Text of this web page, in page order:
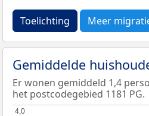
Toelichting Meer
Gemiddelde
Er wonen gemiddeld 1,4
het postcodegebied 1181 PG.
4,0
4,0